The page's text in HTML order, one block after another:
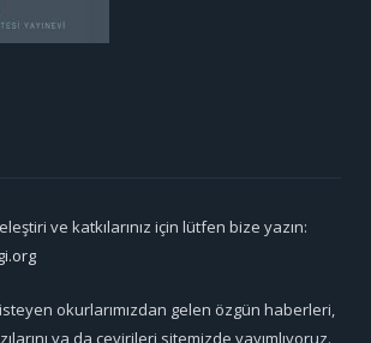
ve katkılarınız için lütfen bize yazın:
okurlarımızdan gelen özgün haberleri,
ya da çevirileri sitemizde yayımlıyoruz.